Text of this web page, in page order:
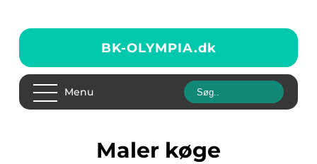
BK-OLYMPIA.dk
Menu
maler køge